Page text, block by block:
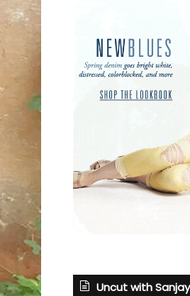
Uncut with Sanjay